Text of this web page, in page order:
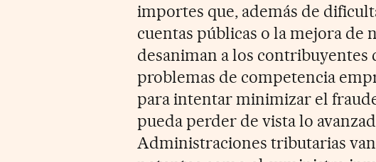
importes que, además de
cuentas públicas o la mejora de
desaniman a los
problemas de competencia
para intentar minimizar el
pueda perder de vista lo
Administraciones tributarias